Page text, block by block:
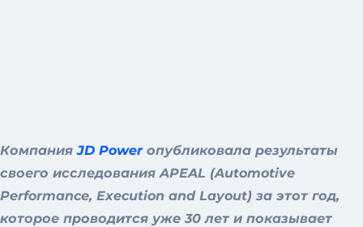
КомпанияJD Powerопубликовала результаты
своего исследования APEAL (Automotive
Performance, Execution and Layout) за этот год,
которое проводится уже 30 лет и показывает